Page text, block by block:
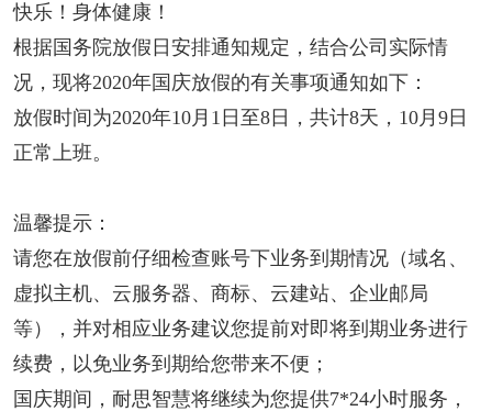
快乐！身体健康！
根据国务院放假日安排通知规定，结合公司实际情
况，现将2020年国庆放假的有关事项通知如下：
放假时间为2020年10月1日至8日，共计8天，10月9日
正常上班。
温馨提示：
请您在放假前仔细检查账号下业务到期情况（域名、
虚拟主机、云服务器、商标、云建站、企业邮局
等），并对相应业务建议您提前对即将到期业务进行
续费，以免业务到期给您带来不便；
国庆期间，耐思智慧将继续为您提供7*24小时服务，